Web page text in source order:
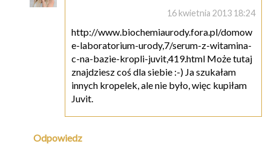
16 kwietnia 2013 18:24
http://www.biochemiaurody.fora.pl/domow
e-laboratorium-urody,7/serum-z-witamina-
c-na-bazie-kropli-juvit,419.html Może tutaj
znajdziesz coś dla siebie :-) Ja szukałam
innych kropelek, ale nie było, więc kupiłam
Juvit.
Odpowiedz